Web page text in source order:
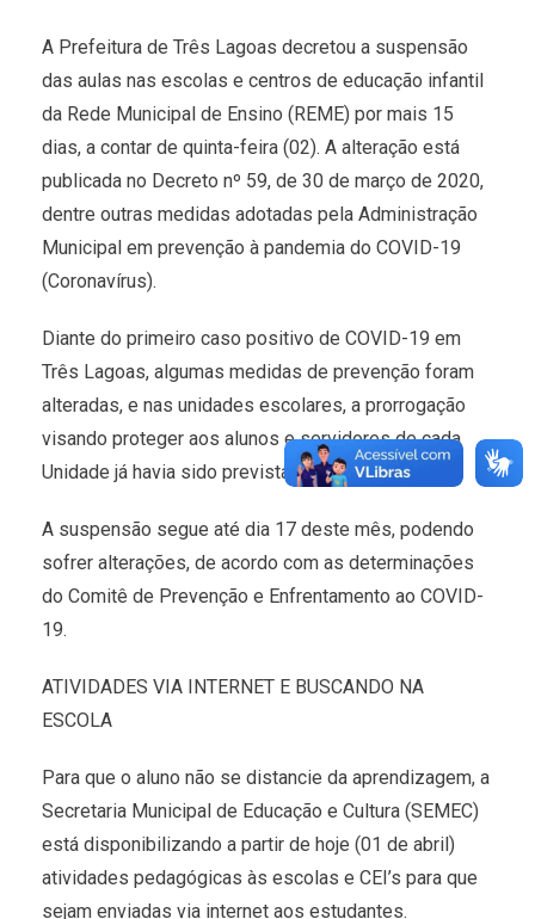
A Prefeitura de Três Lagoas decretou a suspensão
das aulas nas escolas e centros de educação infantil
da Rede Municipal de Ensino (REME) por mais 15
dias, a contar de quinta-feira (02). A alteração está
publicada no Decreto nº 59, de 30 de março de 2020,
dentre outras medidas adotadas pela Administração
Municipal em prevenção à pandemia do COVID-19
(Coronavírus).
Diante do primeiro caso positivo de COVID-19 em
Três Lagoas, algumas medidas de prevenção foram
alteradas, e nas unidades escolares, a prorrogação
visando proteger aos alunos e servidores de cada
Unidade já havia sido prevista.
A suspensão segue até dia 17 deste mês, podendo
sofrer alterações, de acordo com as determinações
do Comitê de Prevenção e Enfrentamento ao COVID-
19.
ATIVIDADES VIA INTERNET E BUSCANDO NA
ESCOLA
Para que o aluno não se distancie da aprendizagem, a
Secretaria Municipal de Educação e Cultura (SEMEC)
está disponibilizando a partir de hoje (01 de abril)
atividades pedagógicas às escolas e CEI’s para que
sejam enviadas via internet aos estudantes.